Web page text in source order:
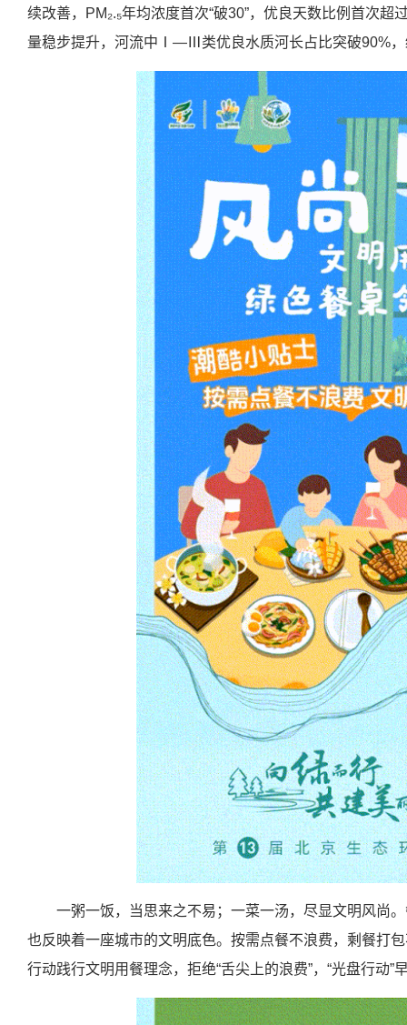
续改善，PM₂.₅年均浓度首次“破30”，优良天数比例首次
量稳步提升，河流中Ⅰ—Ⅲ类优良水质河长占比突破90%，
一粥一饭，当思来之不易；一菜一汤，尽显文明风尚
也反映着一座城市的文明底色。按需点餐不浪费，剩餐打
行动践行文明用餐理念，拒绝“舌尖上的浪费”，“光盘行动”